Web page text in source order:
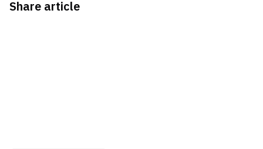
Share article